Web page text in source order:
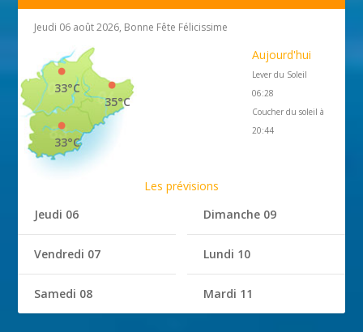
Jeudi 06 août 2026, Bonne Fête Félicissime
35°C
33°C
33°C
Aujourd'hui
Lever du Soleil
06:28
Coucher du soleil à
20:44
Les prévisions
Jeudi 06
Vendredi 07
Samedi 08
Dimanche 09
Lundi 10
Mardi 11